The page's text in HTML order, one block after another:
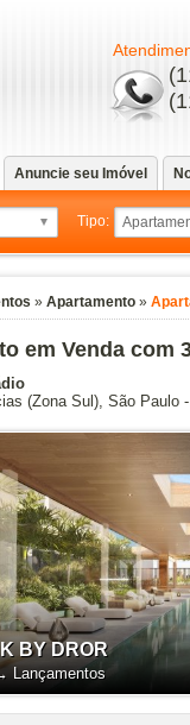
Anuncie seu Imóvel
Tipo:
» Apartamento »
em Venda com
(Zona Sul), São Paulo -
BY DROR
Lançamentos